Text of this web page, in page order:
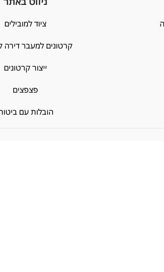
ציוד למובילים
קרטונים למעבר דירה
ייצור קרטונים
פצפצים
הובלות עם ביטוח